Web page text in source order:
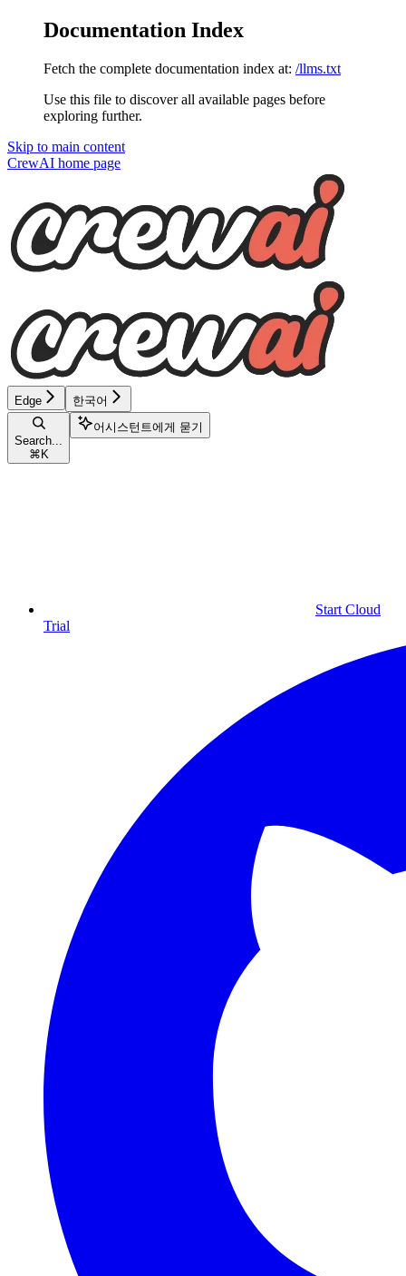
Documentation Index
Fetch the complete documentation index at: /llms.txt
Use this file to discover all available pages before
exploring further.
Skip to main content
CrewAI home page
Edge 한국어
Search...
⌘ K
어시스턴트에게 묻기
Start Cloud
Trial